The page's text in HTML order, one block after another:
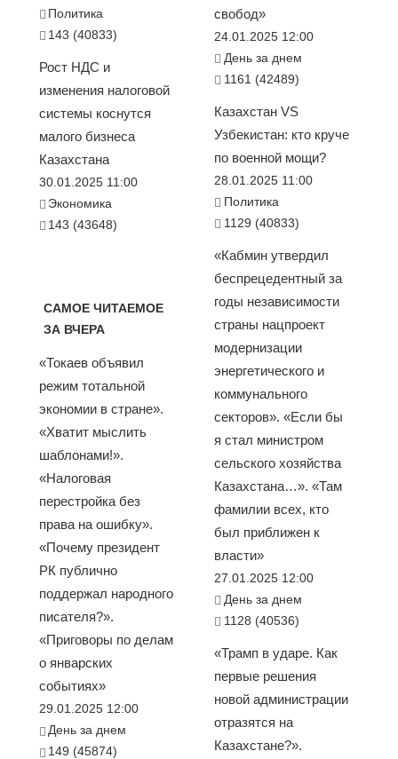
Политика
143 (40833)
Рост НДС и
изменения налоговой
системы коснутся
малого бизнеса
Казахстана
30.01.2025 11:00
Экономика
143 (43648)
САМОЕ ЧИТАЕМОЕ
ЗА ВЧЕРА
«Токаев объявил
режим тотальной
экономии в стране».
«Хватит мыслить
шаблонами!».
«Налоговая
перестройка без
права на ошибку».
«Почему президент
РК публично
поддержал народного
писателя?».
«Приговоры по делам
о январских
событиях»
29.01.2025 12:00
День за днем
149 (45874)
свобод»
24.01.2025 12:00
День за днем
1161 (42489)
Казахстан VS
Узбекистан: кто круче
по военной мощи?
28.01.2025 11:00
Политика
1129 (40833)
«Кабмин утвердил
беспрецедентный за
годы независимости
страны нацпроект
модернизации
энергетического и
коммунального
секторов». «Если бы
я стал министром
сельского хозяйства
Казахстана…». «Там
фамилии всех, кто
был приближен к
власти»
27.01.2025 12:00
День за днем
1128 (40536)
«Трамп в ударе. Как
первые решения
новой администрации
отразятся на
Казахстане?».